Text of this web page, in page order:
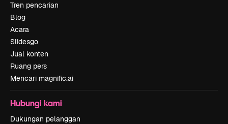
Tren pencarian
Blog
Acara
Slidesgo
Jual konten
Ruang pers
Mencari magnific.ai
Hubungi kami
Dukungan pelanggan